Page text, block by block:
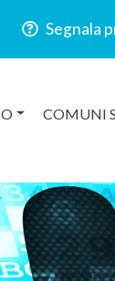
Segnala
COMUNI